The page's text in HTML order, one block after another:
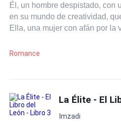
Él, un hombre despistado, con
en su mundo de creatividad,
Ella, una mujer con afán por la
quiere su futura pareja en ella.
¿Lograra él conocer a
cruzan, dando a sus mundos,
lanzarse a recorrer los
Romance
Imzadi